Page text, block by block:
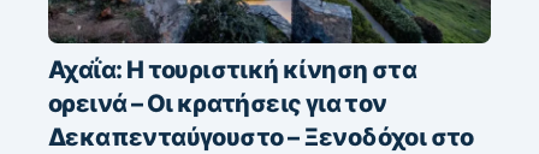
Αχαΐα: Η τουριστική κίνηση στα
ορεινά – Οι κρατήσεις για τον
Δεκαπενταύγουστο – Ξενοδόχοι στο